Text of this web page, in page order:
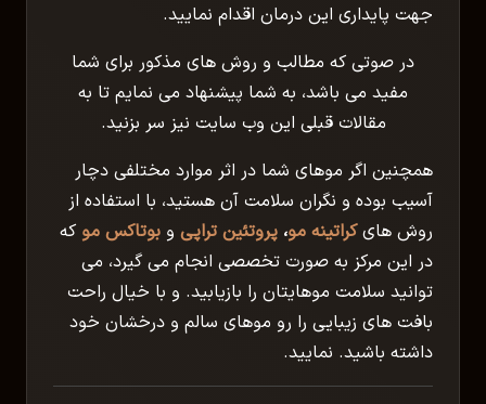
جهت پایداری این درمان اقدام نمایید.
در صوتی که مطالب و روش های مذکور برای شما
مفید می باشد، به شما پیشنهاد می نمایم تا به
مقالات قبلی این وب سایت نیز سر بزنید.
همچنین اگر موهای شما در اثر موارد مختلفی دچار
آسیب بوده و نگران سلامت آن هستید، با استفاده از
روش هایکراتینه مو، پروتئین تراپی و بوتاکس مو که
در این مرکز به صورت تخصصی انجام می گیرد، می
توانید سلامت موهایتان را بازیابید. و با خیال راحت
بافت های زیبایی را رو موهای سالم و درخشان خود
داشته باشید. نمایید.